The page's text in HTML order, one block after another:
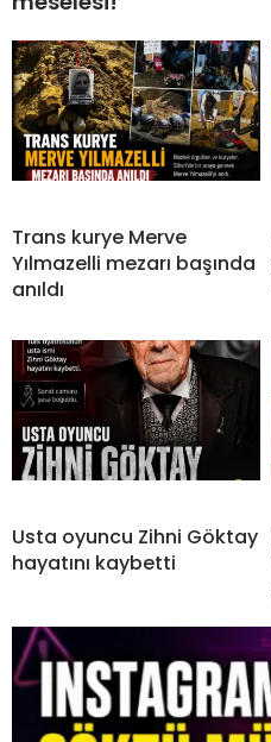
Trans kurye Merve
Yılmazelli mezarı başında
anıldı
Usta oyuncu Zihni Göktay
hayatını kaybetti